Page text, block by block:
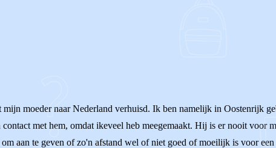
moeder naar Nederland verhuisd. Ik ben namelijk in Oostenrijk
met hem, omdat ikeveel heb meegemaakt. Hij is er nooit voor
aan te geven of zo'n afstand wel of niet goed of moeilijk is voor